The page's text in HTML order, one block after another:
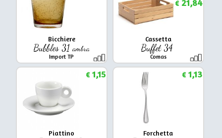
Bicchiere
Bubbles 31ambra
Import TP
Cassetta
Buffet 34
Comas
€21,84
Piattino
€1,15
Forchetta
€1,13